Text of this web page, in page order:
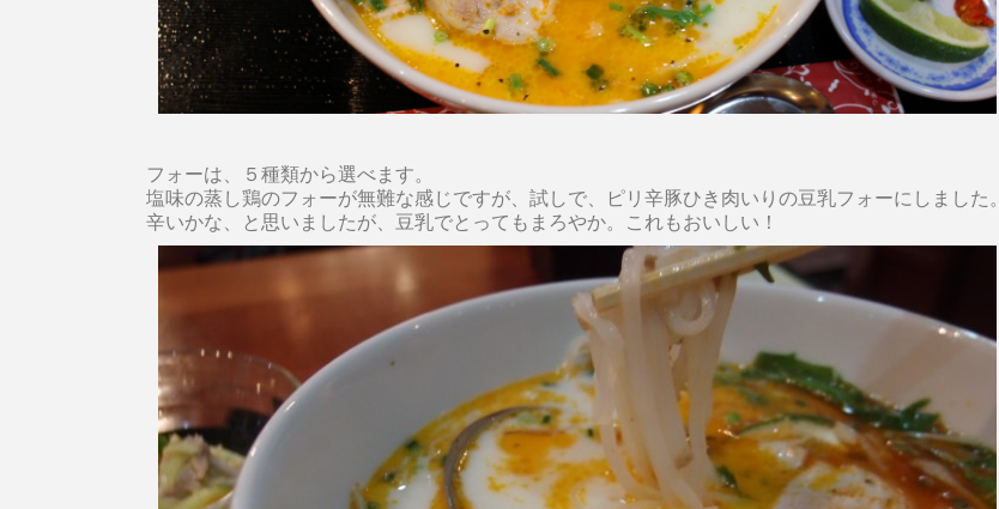
フォーは、５種類から選べます。
塩味の蒸し鶏のフォーが無難な感じですが、試しで、ピリ辛豚ひき肉いりの豆乳フォーにしました。
辛いかな、と思いましたが、豆乳でとってもまろやか。これもおいしい！